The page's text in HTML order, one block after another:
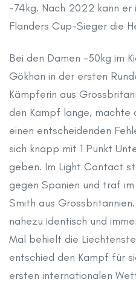
-74kg. Nach 2022 kann er
Flanders Cup-Sieger die
Bei den Damen -50kg im
Gökhan in der ersten
Kämpferin aus
den Kampf lange, machte
einen entscheidenden
sich knapp mit 1 Punkt
geben. Im Light Contact
gegen Spanien und traf
Smith aus
nahezu identisch und
Mal behielt die
entschied den Kampf für
ersten internationalen